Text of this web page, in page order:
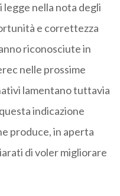
legge nella nota degli
e correttezza
riconosciute in
nelle prossime
lamentano tuttavia
indicazione
produce, in aperta
di voler migliorare